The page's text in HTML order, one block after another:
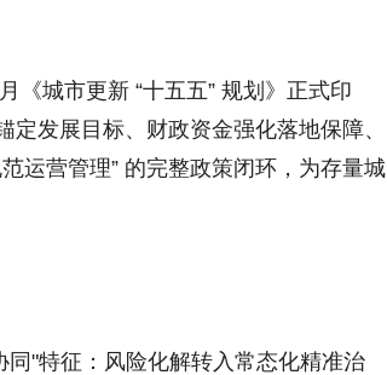
《城市更新 “十五五” 规划》正式印
发展目标、财政资金强化落地保障、
运营管理” 的完整政策闭环，为存量城
"特征：风险化解转入常态化精准治